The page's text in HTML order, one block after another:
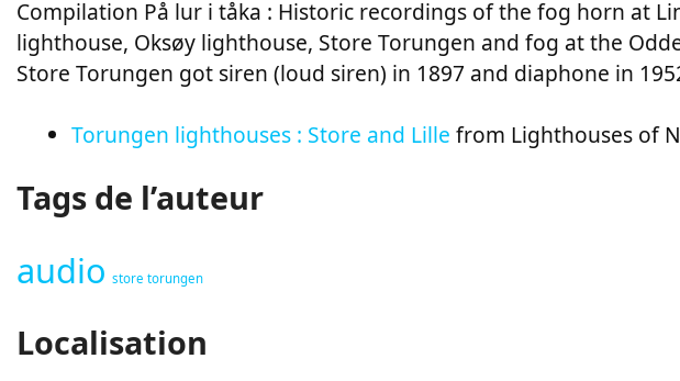
Compilation På lur i tåka : Historic recordings of the fog horn at
lighthouse, Oksøy lighthouse, Store Torungen and fog at the
Store Torungen got siren (loud siren) in 1897 and diaphone in
Torungen lighthouses : Store and Lille from Lighthouses of
Tags de l’auteur
audio store torungen
Localisation